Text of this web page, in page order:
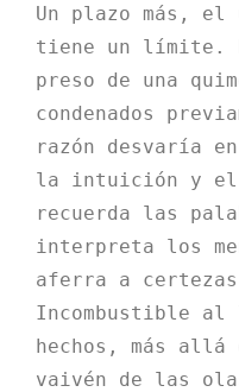
Un plazo más,
tiene un límite.
preso de una
condenados
razón desvaría
la intuición y el
recuerda las
interpreta los
aferra a
Incombustible al
hechos, más
vaivén de las